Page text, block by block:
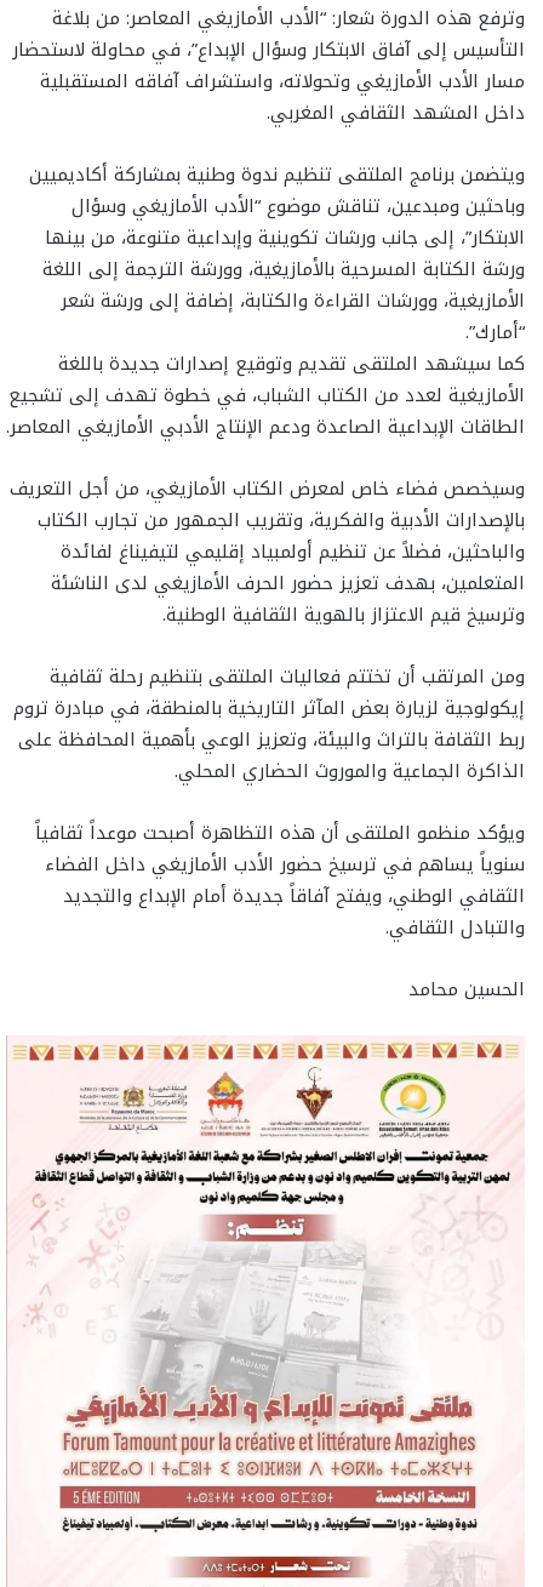
وترفع هذه الدورة شعار: “الأدب الأمازيغي المعاصر: من بلاغة
التأسيس إلى آفاق الابتكار وسؤال الإبداع”، في محاولة لاستحضار
مسار الأدب الأمازيغي وتحولاته، واستشراف آفاقه المستقبلية
داخل المشهد الثقافي المغربي.
ويتضمن برنامج الملتقى تنظيم ندوة وطنية بمشاركة أكاديميين
وباحثين ومبدعين، تناقش موضوع “الأدب الأمازيغي وسؤال
الابتكار”، إلى جانب ورشات تكوينية وإبداعية متنوعة، من بينها
ورشة الكتابة المسرحية بالأمازيغية، وورشة الترجمة إلى اللغة
الأمازيغية، وورشات القراءة والكتابة، إضافة إلى ورشة شعر
“أمارك”.
كما سيشهد الملتقى تقديم وتوقيع إصدارات جديدة باللغة
الأمازيغية لعدد من الكتاب الشباب، في خطوة تهدف إلى تشجيع
الطاقات الإبداعية الصاعدة ودعم الإنتاج الأدبي الأمازيغي المعاصر.
وسيخصص فضاء خاص لمعرض الكتاب الأمازيغي، من أجل التعريف
بالإصدارات الأدبية والفكرية، وتقريب الجمهور من تجارب الكتاب
والباحثين، فضلاً عن تنظيم أولمبياد إقليمي لتيفيناغ لفائدة
المتعلمين، بهدف تعزيز حضور الحرف الأمازيغي لدى الناشئة
وترسيخ قيم الاعتزاز بالهوية الثقافية الوطنية.
ومن المرتقب أن تختتم فعاليات الملتقى بتنظيم رحلة ثقافية
إيكولوجية لزيارة بعض المآثر التاريخية بالمنطقة، في مبادرة تروم
ربط الثقافة بالتراث والبيئة، وتعزيز الوعي بأهمية المحافظة على
الذاكرة الجماعية والموروث الحضاري المحلي.
ويؤكد منظمو الملتقى أن هذه التظاهرة أصبحت موعداً ثقافياً
سنوياً يساهم في ترسيخ حضور الأدب الأمازيغي داخل الفضاء
الثقافي الوطني، ويفتح آفاقاً جديدة أمام الإبداع والتجديد
والتبادل الثقافي.
الحسين محامد